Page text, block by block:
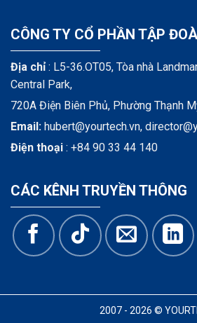
CÔNG TY CỔ PHẦN TẬP
Địa chỉ: L5-36.OT05, Tòa nhà
Central Park,
720A Điện Biên Phủ, Phường Thạnh
Email: hubert@yourtech.vn,
Điện thoại : +84 90 33 44 140
CÁC KÊNH TRUYỀN THÔNG
2007 - 2026 ©